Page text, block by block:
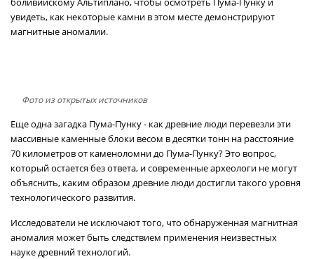
увидеть, как некоторые камни в этом месте демонстрируют
магнитные аномалии.
Фото из открытых источников
Еще одна загадка Пума-Пунку - как древние люди перевезли эти
массивные каменные блоки весом в десятки тонн на расстояние
70 километров от каменоломни до Пума-Пунку? Это вопрос,
который остается без ответа, и современные археологи не могут
объяснить, каким образом древние люди достигли такого уровня
технологического развития.
Исследователи не исключают того, что обнаруженная магнитная
аномалия может быть следствием применения неизвестных
науке древний технологий.